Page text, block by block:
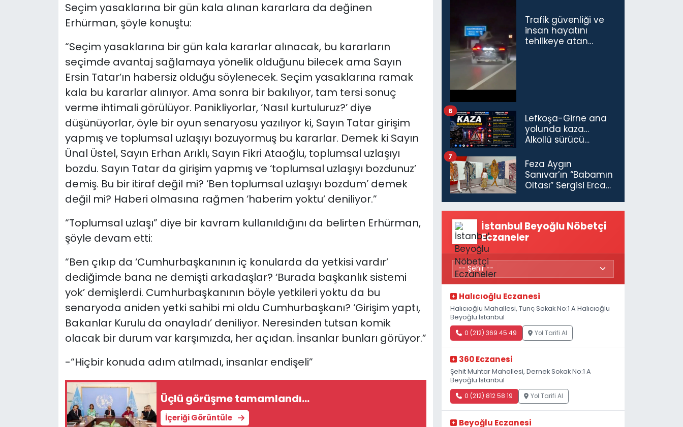
Seçim yasaklarına bir gün kala alınan kararlara da değinen
Erhürman, şöyle konuştu:
“Seçim yasaklarına bir gün kala kararlar alınacak, bu kararların
seçimde avantaj sağlamaya yönelik olduğunu bilecek ama Sayın
Ersin Tatar’ın habersiz olduğu söylenecek. Seçim yasaklarına ramak
kala bu kararlar alınıyor. Ama sonra bir bakılıyor, tam tersi sonuç
verme ihtimali görülüyor. Panikliyorlar, ‘Nasıl kurtuluruz?’ diye
düşünüyorlar, öyle bir oyun senaryosu yazılıyor ki, Sayın Tatar girişim
yapmış ve toplumsal uzlaşıyı bozuyormuş bu kararlar. Demek ki Sayın
Ünal Üstel, Sayın Erhan Arıklı, Sayın Fikri Ataoğlu, toplumsal uzlaşıyı
bozdu. Sayın Tatar da girişim yapmış ve ‘toplumsal uzlaşıyı bozdunuz’
demiş. Bu bir itiraf değil mi? ‘Ben toplumsal uzlaşıyı bozdum’ demek
değil mi? Haberi olmasına rağmen ‘haberim yoktu’ deniliyor.”
“Toplumsal uzlaşı” diye bir kavram kullanıldığını da belirten Erhürman,
şöyle devam etti:
“Ben çıkıp da ‘Cumhurbaşkanının iç konularda da yetkisi vardır’
dediğimde bana ne demişti arkadaşlar? ‘Burada başkanlık sistemi
yok’ demişlerdi. Cumhurbaşkanının böyle yetkileri yoktu da bu
senaryoda aniden yetki sahibi mi oldu Cumhurbaşkanı? ‘Girişim yaptı,
Bakanlar Kurulu da onayladı’ deniliyor. Neresinden tutsan komik
olacak bir durum var karşımızda, her açıdan. İnsanlar bunları görüyor.”
-“Hiçbir konuda adım atılmadı, insanlar endişeli”
Üçlü görüşme tamamlandı...
İçeriği Görüntüle
Trafik güvenliği ve
insan hayatını
tehlikeye atan
Lefkoşa-Girne ana
yolunda kaza…
Alkollü sürücü
6
Feza Aygın
Sanıvar’ın “Babamın
Oltası” Sergisi Ercan
7
İstanbul Beyoğlu Nöbetçi
Eczaneler
Halıcıoğlu Eczanesi
Halıcıoğlu Mahallesi, Tunç Sokak No:1 A Halıcıoğlu
Beyoğlu İstanbul
0 (212) 369 45 49 Yol Tarifi Al
360 Eczanesi
Şehit Muhtar Mahallesi, Dernek Sokak No:1 A
Beyoğlu İstanbul
0 (212) 812 58 19 Yol Tarifi Al
Beyoğlu Eczanesi